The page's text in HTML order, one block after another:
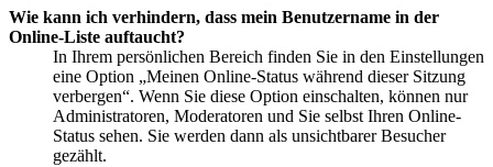
Wie kann ich verhindern, dass mein Benutzername in der
Online-Liste auftaucht?
In Ihrem persönlichen Bereich finden Sie in den Einstellungen
eine Option „Meinen Online-Status während dieser Sitzung
verbergen“. Wenn Sie diese Option einschalten, können nur
Administratoren, Moderatoren und Sie selbst Ihren Online-
Status sehen. Sie werden dann als unsichtbarer Besucher
gezählt.